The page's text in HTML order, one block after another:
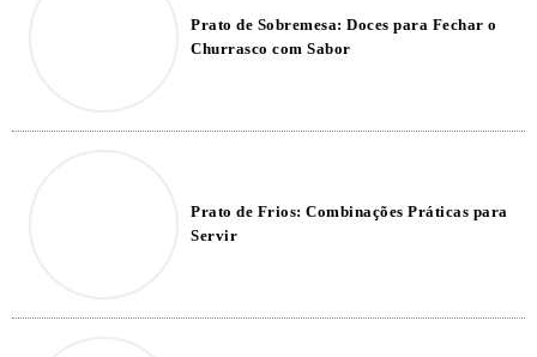
Prato de Sobremesa: Doces para Fechar o
Churrasco com Sabor
Prato de Frios: Combinações Práticas para
Servir